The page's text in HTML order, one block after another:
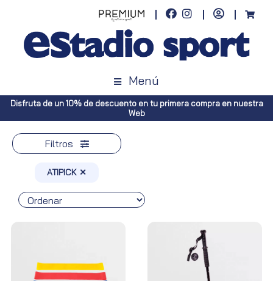
Menú
nuestra
Envíos gratuitos a toda España (Canarias, pedidos
Península, pedidos superiores a 100€)
Filtros
ATIPICK ✕